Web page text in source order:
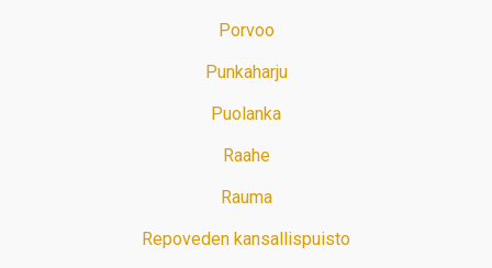
Porvoo
Punkaharju
Puolanka
Raahe
Rauma
Repoveden kansallispuisto